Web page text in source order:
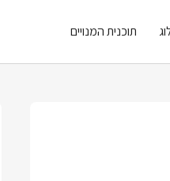
תוכנית המנויים